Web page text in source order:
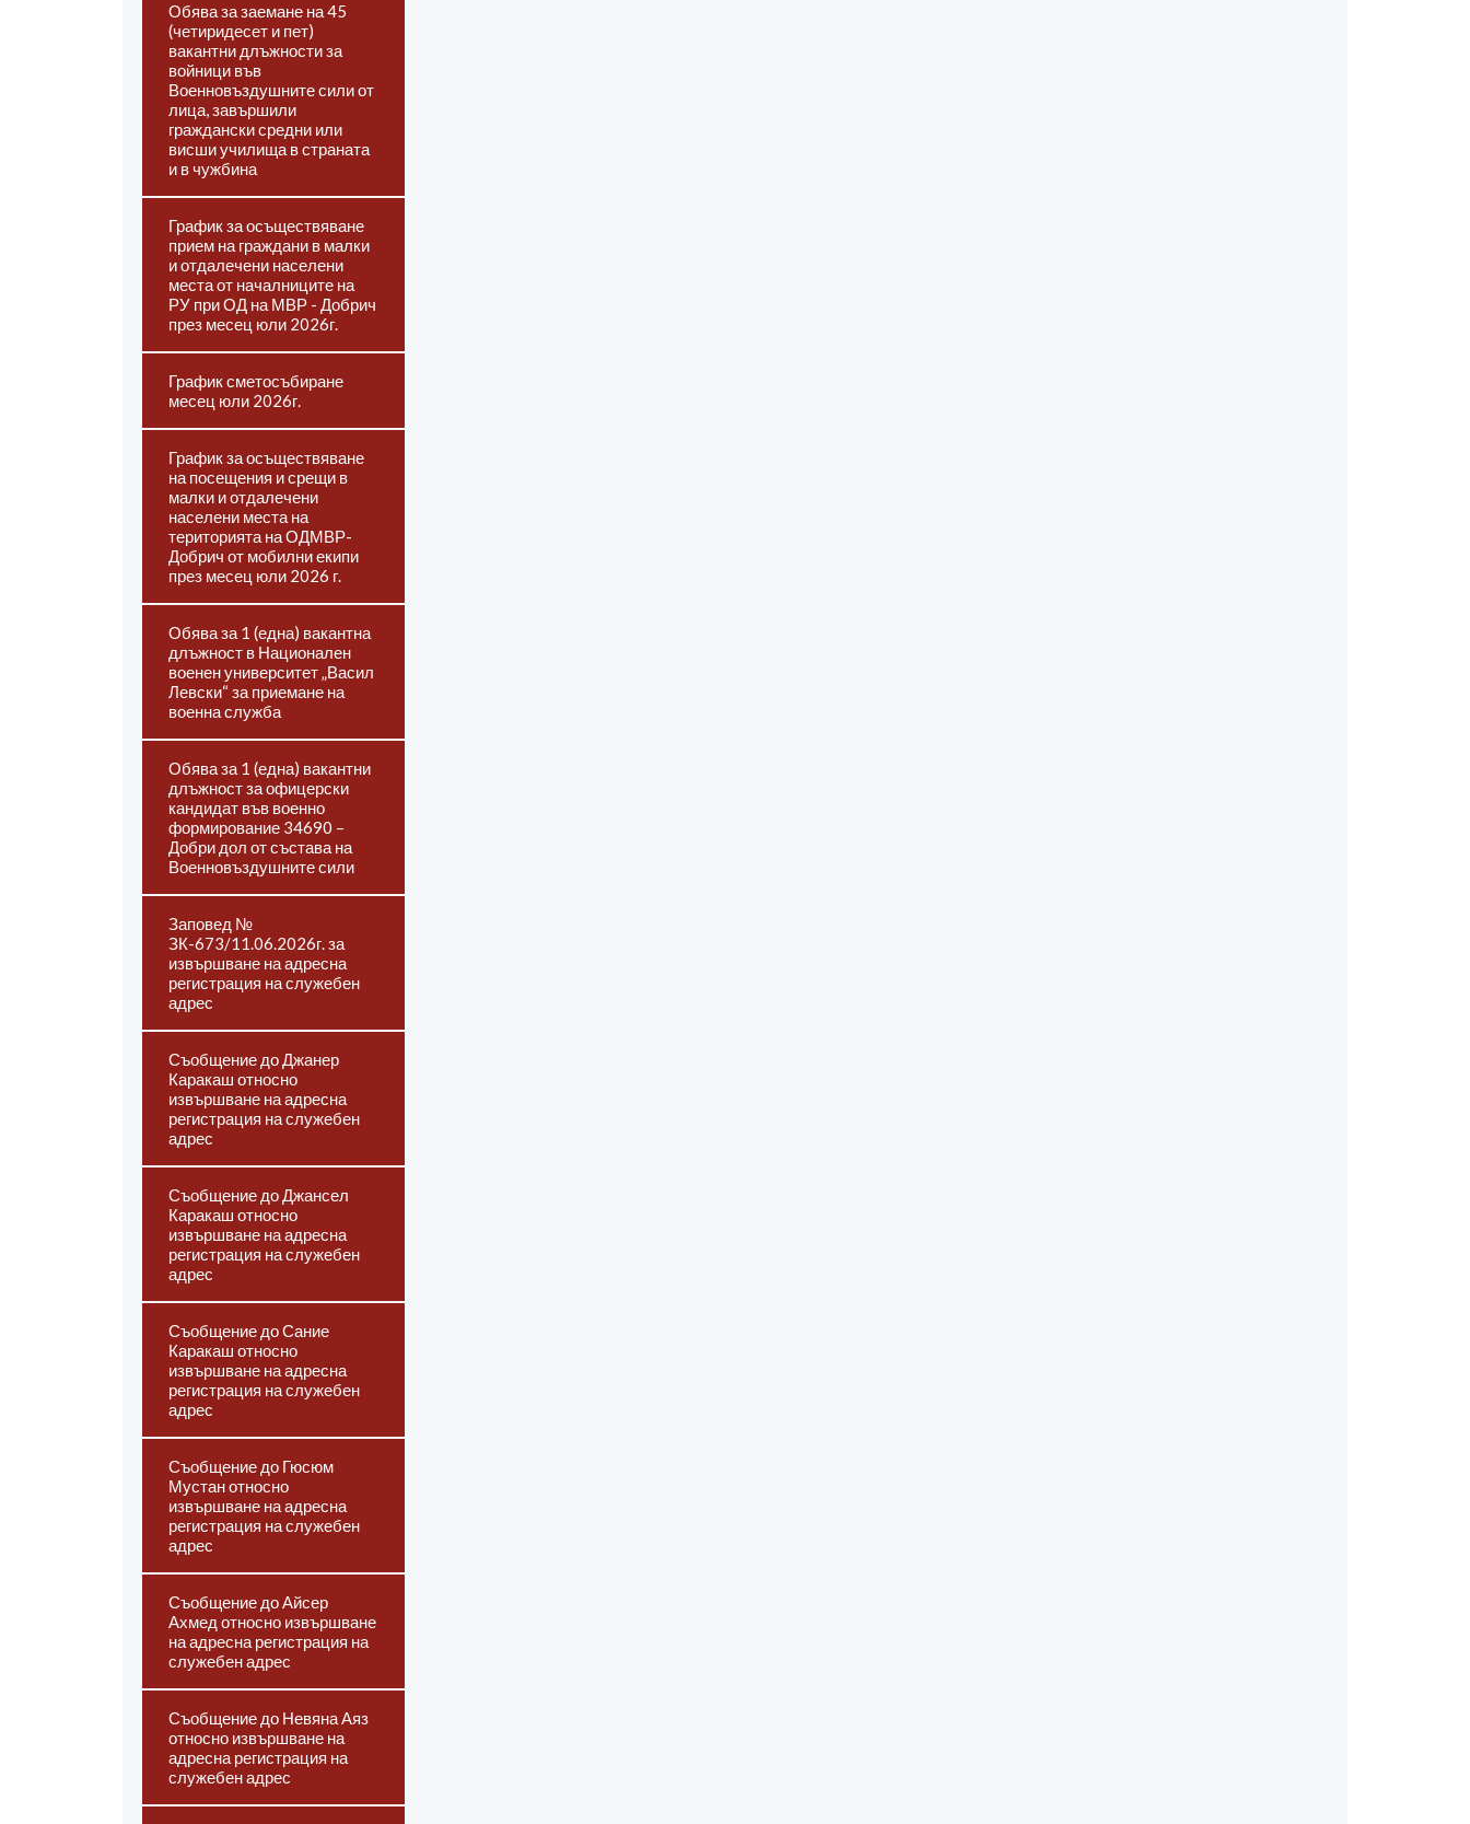
Обява за заемане на 45
(четиридесет и пет)
вакантни длъжности за
войници във
Военновъздушните сили от
лица, завършили
граждански средни или
висши училища в страната
и в чужбина
График за осъществяване
прием на граждани в малки
и отдалечени населени
места от началниците на
РУ при ОД на МВР - Добрич
през месец юли 2026г.
График сметосъбиране
месец юли 2026г.
График за осъществяване
на посещения и срещи в
малки и отдалечени
населени места на
територията на ОДМВР-
Добрич от мобилни екипи
през месец юли 2026 г.
Обява за 1 (една) вакантна
длъжност в Национален
военен университет „Васил
Левски“ за приемане на
военна служба
Обява за 1 (една) вакантни
длъжност за офицерски
кандидат във военно
формирование 34690 –
Добри дол от състава на
Военновъздушните сили
Заповед №
ЗК-673/11.06.2026г. за
извършване на адресна
регистрация на служебен
адрес
Съобщение до Джанер
Каракаш относно
извършване на адресна
регистрация на служебен
адрес
Съобщение до Джансел
Каракаш относно
извършване на адресна
регистрация на служебен
адрес
Съобщение до Сание
Каракаш относно
извършване на адресна
регистрация на служебен
адрес
Съобщение до Гюсюм
Мустан относно
извършване на адресна
регистрация на служебен
адрес
Съобщение до Айсер
Ахмед относно извършване
на адресна регистрация на
служебен адрес
Съобщение до Невяна Аяз
относно извършване на
адресна регистрация на
служебен адрес